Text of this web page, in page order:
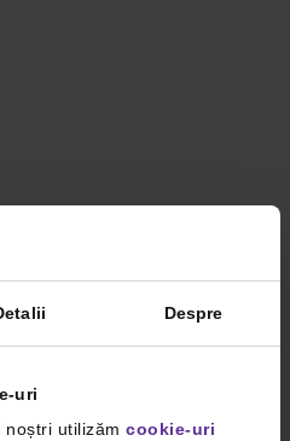
Despre
uri
utilizăm cookie-uri